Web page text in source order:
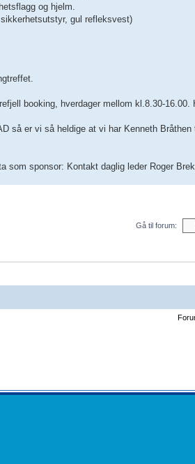
og hjelm.
gul refleksvest)
booking, hverdager mellom kl.8.30-
så er vi så heldige at vi har Kenneth
som sponsor: Kontakt daglig leder Roger
Gå til forum: